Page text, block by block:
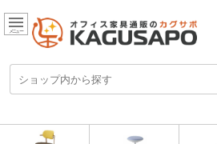
メニュー